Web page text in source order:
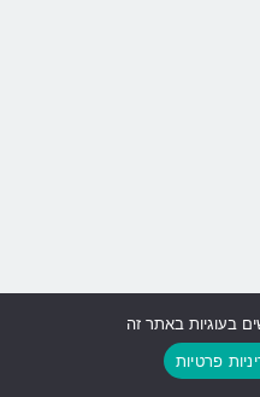
בעוגיות באתר זה
פרטיות